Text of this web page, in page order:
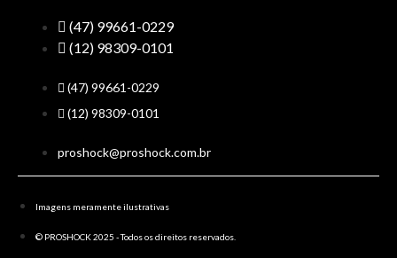
(47) 99661-0229
(12) 98309-0101
(47) 99661-0229
(12) 98309-0101
proshock@proshock.com.br
Imagens meramente ilustrativas
© PROSHOCK 2025 - Todos os direitos reservados.